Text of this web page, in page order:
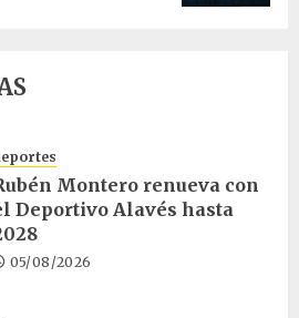
Montero renueva con
Deportivo Alavés hasta
05/08/2026